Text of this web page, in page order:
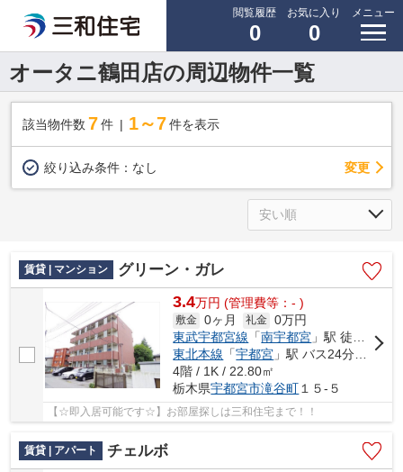
閲覧履歴
0
お気に入り
0
メニュー
オータニ鶴田店の周辺物件一覧
該当物件数 7件 1～7 件を表示
絞り込み条件： なし 変更
賃貸 | マンション グリーン・ガレ
3.4万円 (管理費等：- )
敷金 0ヶ月 礼金 0万円
東武宇都宮線 「南宇都宮 」駅 徒歩19分
東北本線 「宇都宮 」駅 バス24分 「滝谷町」 停歩2分
4階 / 1K / 22.80㎡
栃木県宇都宮市滝谷町１５-５
【☆即入居可能です☆】お部屋探しは三和住宅まで！！
賃貸 | アパート チェルボ